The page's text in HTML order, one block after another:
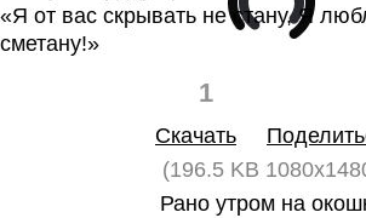
1
Скачать
(196.5 KB
Рано утром на